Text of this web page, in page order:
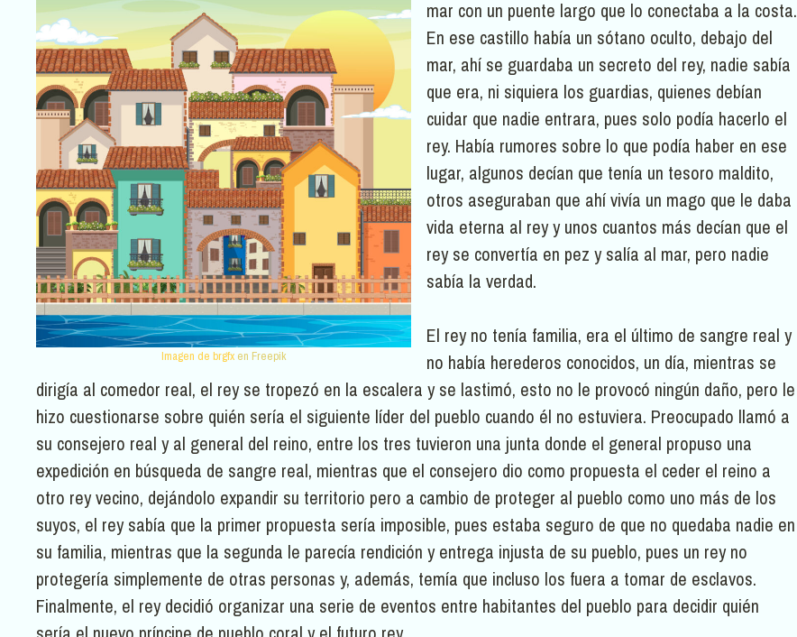
Imagen de brgfx en Freepik
mar con un puente largo que lo conectaba a la costa.
En ese castillo había un sótano oculto, debajo del
mar, ahí se guardaba un secreto del rey, nadie sabía
que era, ni siquiera los guardias, quienes debían
cuidar que nadie entrara, pues solo podía hacerlo el
rey. Había rumores sobre lo que podía haber en ese
lugar, algunos decían que tenía un tesoro maldito,
otros aseguraban que ahí vivía un mago que le daba
vida eterna al rey y unos cuantos más decían que el
rey se convertía en pez y salía al mar, pero nadie
sabía la verdad.
El rey no tenía familia, era el último de sangre real y
no había herederos conocidos, un día, mientras se
dirigía al comedor real, el rey se tropezó en la escalera y se lastimó, esto no le provocó ningún daño, pero le
hizo cuestionarse sobre quién sería el siguiente líder del pueblo cuando él no estuviera. Preocupado llamó a
su consejero real y al general del reino, entre los tres tuvieron una junta donde el general propuso una
expedición en búsqueda de sangre real, mientras que el consejero dio como propuesta el ceder el reino a
otro rey vecino, dejándolo expandir su territorio pero a cambio de proteger al pueblo como uno más de los
suyos, el rey sabía que la primer propuesta sería imposible, pues estaba seguro de que no quedaba nadie en
su familia, mientras que la segunda le parecía rendición y entrega injusta de su pueblo, pues un rey no
protegería simplemente de otras personas y, además, temía que incluso los fuera a tomar de esclavos.
Finalmente, el rey decidió organizar una serie de eventos entre habitantes del pueblo para decidir quién